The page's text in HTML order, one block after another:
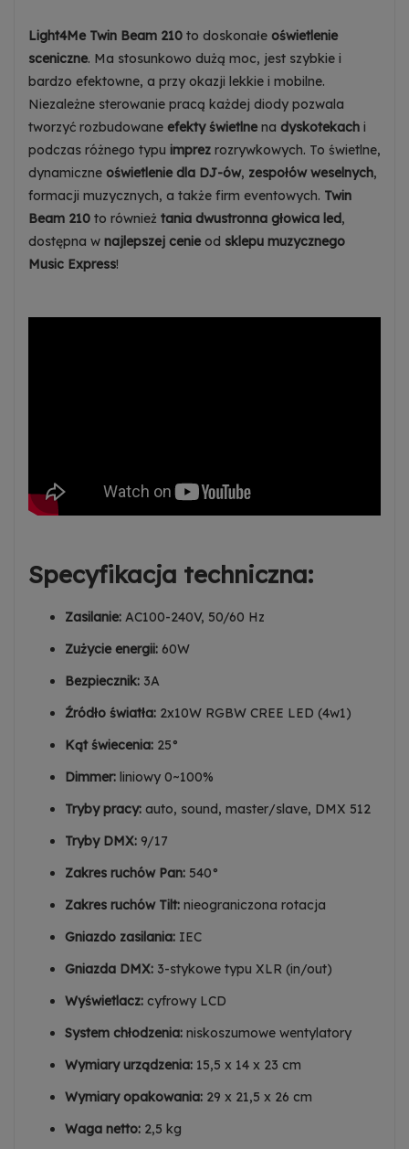
Light4Me Twin Beam 210 to doskonałe oświetlenie
sceniczne. Ma stosunkowo dużą moc, jest szybkie i
bardzo efektowne, a przy okazji lekkie i mobilne.
Niezależne sterowanie pracą każdej diody pozwala
tworzyć rozbudowane efekty świetlnena dyskotekach i
podczas różnego typu imprez rozrywkowych. To świetlne,
dynamiczne oświetlenie dla DJ-ów, zespołów weselnych,
formacji muzycznych, a także firm eventowych. Twin
Beam 210 to również tania dwustronna głowica led,
dostępna w najlepszej cenieod sklepu muzycznego
Music Express!
Specyfikacja techniczna:
Zasilanie: AC100-240V, 50/60 Hz
Zużycie energii: 60W
Bezpiecznik: 3A
Źródło światła: 2x10W RGBW CREE LED (4w1)
Kąt świecenia: 25°
Dimmer: liniowy 0~100%
Tryby pracy: auto, sound, master/slave, DMX 512
Tryby DMX: 9/17
Zakres ruchów Pan: 540°
Zakres ruchów Tilt: nieograniczona rotacja
Gniazdo zasilania: IEC
Gniazda DMX: 3-stykowe typu XLR (in/out)
Wyświetlacz: cyfrowy LCD
System chłodzenia: niskoszumowe wentylatory
Wymiary urządzenia: 15,5 x 14 x 23 cm
Wymiary opakowania: 29 x 21,5 x 26 cm
Waga netto: 2,5 kg